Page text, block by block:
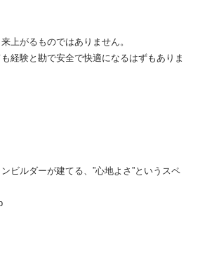
上がるものではありません。
経験と勘で安全で快適になるはずもありま
ビルダーが建てる、”心地よさ”というスペ